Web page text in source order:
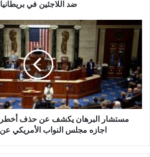
بريطانيا
ضد اللاجئين في بريطانيا
مستشار
البرهان
يكشف
عن
حذف
أخطر
فقرة
من
قانون
اجازهمستشار البرهان يكشف عن حذف أخطر
اجازه مجلس النواب الأمريكي